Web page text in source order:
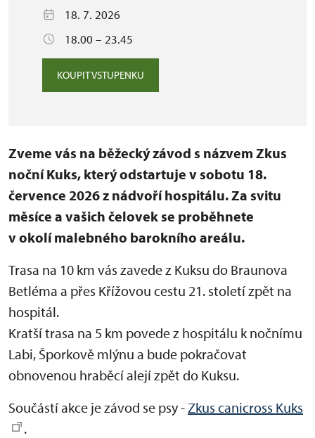
18. 7. 2026
18.00 – 23.45
KOUPIT VSTUPENKU
Zveme vás na běžecký závod s názvem Zkus
noční Kuks, který odstartuje v sobotu 18.
července 2026 z nádvoří hospitálu. Za svitu
měsíce a vašich čelovek se proběhnete
v okolí malebného barokního areálu.
Trasa na 10 km vás zavede z Kuksu do Braunova
Betléma a přes Křížovou cestu 21. století zpět na
hospitál.
Kratší trasa na 5 km povede z hospitálu k nočnímu
Labi, Šporkově mlýnu a bude pokračovat
obnovenou hraběcí alejí zpět do Kuksu.
Součástí akce je závod se psy - Zkus canicross Kuks
.